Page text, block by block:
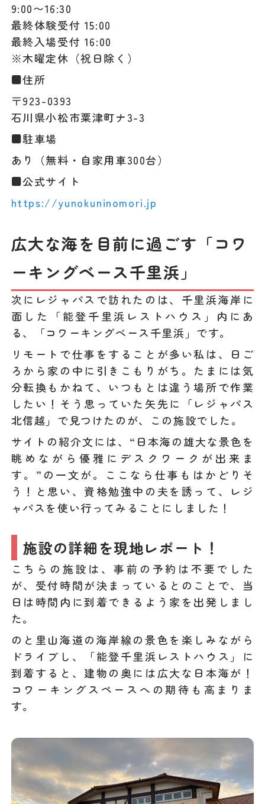
9:00〜16:30
最終体験受付 15:00
最終入場受付 16:00
※木曜定休（祝日除く）
■住所
〒923-0393
石川県小松市粟津町ナ3-3
■駐車場
あり（無料・自家用車300台）
■公式サイト
https://yunokuninomori.jp
広大な海を目前に過ごす「コワ
ーキングベース千里浜」
次にレジャパスで訪れたのは、千里浜海岸に
面した「能登千里浜レストハウス」内にあ
る、「コワーキングベース千里浜」です。
リモートで仕事をすることが多い私は、日ご
ろから家の中に引きこもりがち。たまには気
分転換もかねて、いつもとは違う場所で作業
したい！そう思っていた矢先に「レジャパス
北信越」で見つけたのが、この施設でした。
サイトの紹介文には、“日本海の雄大な景色を
眺めながら優雅にデスクワークが出来ま
す。”の一文が。ここなら仕事もはかどりそ
う！と思い、資格勉強中の夫を誘って、レジ
ャパスを使い行ってみることにしました！
施設の詳細を現地レポート！
こちらの施設は、事前の予約は不要でした
が、受付時間が決まっているとのことで、当
日は時間内に到着できるよう家を出発しまし
た。
のと里山海道の海岸線の景色を楽しみながら
ドライブし、「能登千里浜レストハウス」に
到着すると、建物の奥には広大な日本海が！
コワーキングスペースへの期待も高まりま
す。